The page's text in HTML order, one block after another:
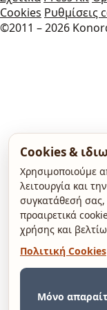
Cookies Ρυθμίσεις
©2011 – 2026
Cookies &
Χρησιμοποιούμε
λειτουργία και
συγκατάθεσή σας,
προαιρετικά
χρήσης και
Πολιτική Cookies
Μόνο